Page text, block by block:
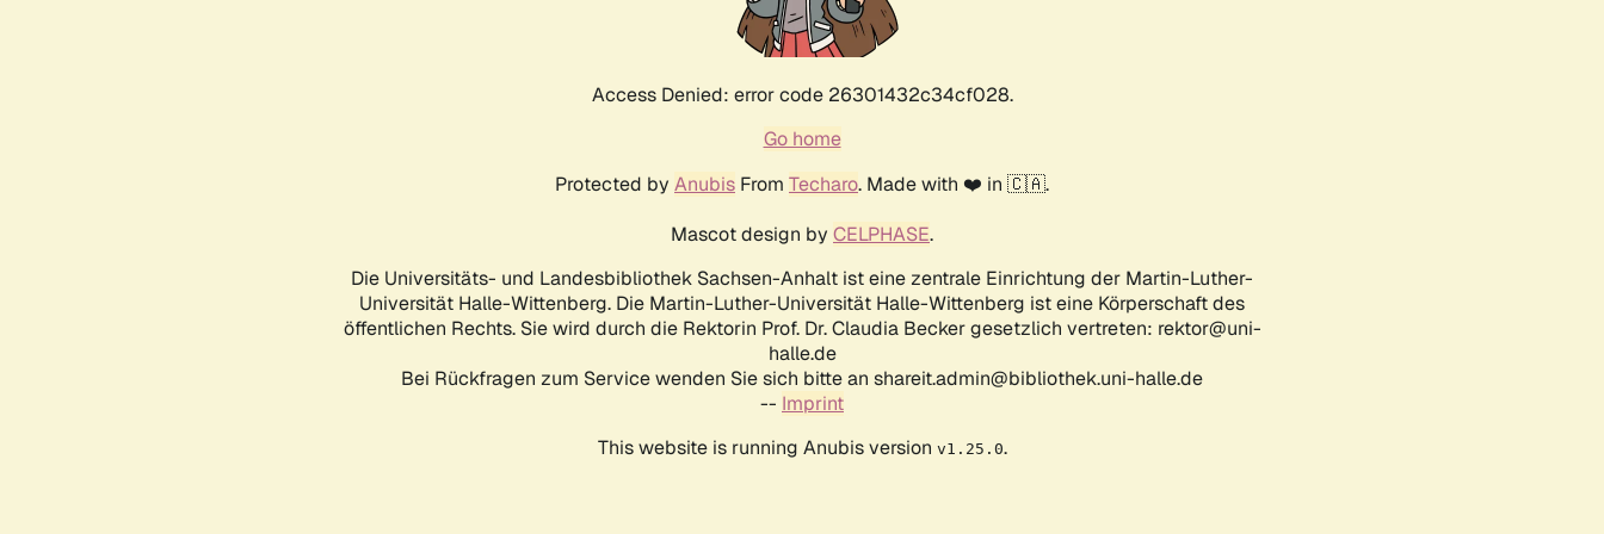
Access Denied: error code 26301432c34cf028.
Go home
Protected by Anubis From Techaro. Made with ❤️ in 🇨🇦.
Mascot design by CELPHASE.
Die Universitäts- und Landesbibliothek Sachsen-Anhalt ist eine zentrale Einrichtung der Martin-Luther-
Universität Halle-Wittenberg. Die Martin-Luther-Universität Halle-Wittenberg ist eine Körperschaft des
öffentlichen Rechts. Sie wird durch die Rektorin Prof. Dr. Claudia Becker gesetzlich vertreten: rektor@uni-
halle.de
Bei Rückfragen zum Service wenden Sie sich bitte an shareit.admin@bibliothek.uni-halle.de
-- Imprint
This website is running Anubis version v1.25.0.